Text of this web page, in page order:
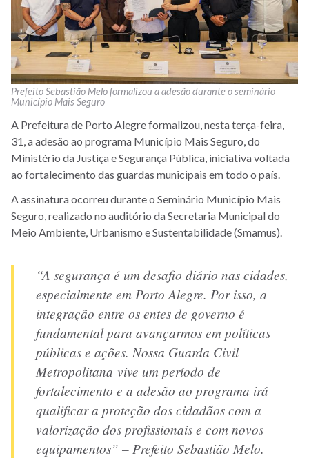
Prefeito Sebastião Melo formalizou a adesão durante o seminário
Município Mais Seguro
A Prefeitura de Porto Alegre formalizou, nesta terça-feira,
31, a adesão ao programa Município Mais Seguro, do
Ministério da Justiça e Segurança Pública, iniciativa voltada
ao fortalecimento das guardas municipais em todo o país.
A assinatura ocorreu durante o Seminário Município Mais
Seguro, realizado no auditório da Secretaria Municipal do
Meio Ambiente, Urbanismo e Sustentabilidade (Smamus).
“A segurança é um desafio diário nas cidades,
especialmente em Porto Alegre. Por isso, a
integração entre os entes de governo é
fundamental para avançarmos em políticas
públicas e ações. Nossa Guarda Civil
Metropolitana vive um período de
fortalecimento e a adesão ao programa irá
qualificar a proteção dos cidadãos com a
valorização dos profissionais e com novos
equipamentos” – Prefeito Sebastião Melo.